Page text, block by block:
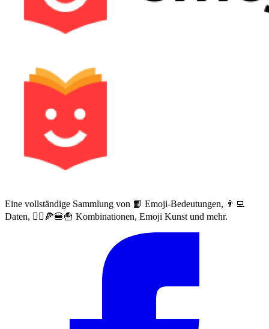
Eine vollständige Sammlung von 📙 Emoji-Bedeutungen, 👨‍💻
Daten, 🙅‍♀️🍕🍔🍟 Kombinationen, Emoji Kunst und mehr.